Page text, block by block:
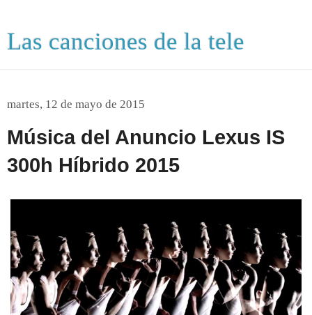
Las canciones de la tele
martes, 12 de mayo de 2015
Música del Anuncio Lexus IS
300h Híbrido 2015